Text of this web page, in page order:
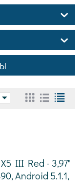
III Red - 3,97"
Android 5.1.1,